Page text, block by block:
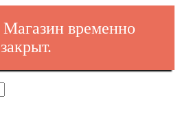
Магазин временно
закрыт.